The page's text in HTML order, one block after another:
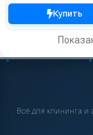
Купить
Всё для клининга и